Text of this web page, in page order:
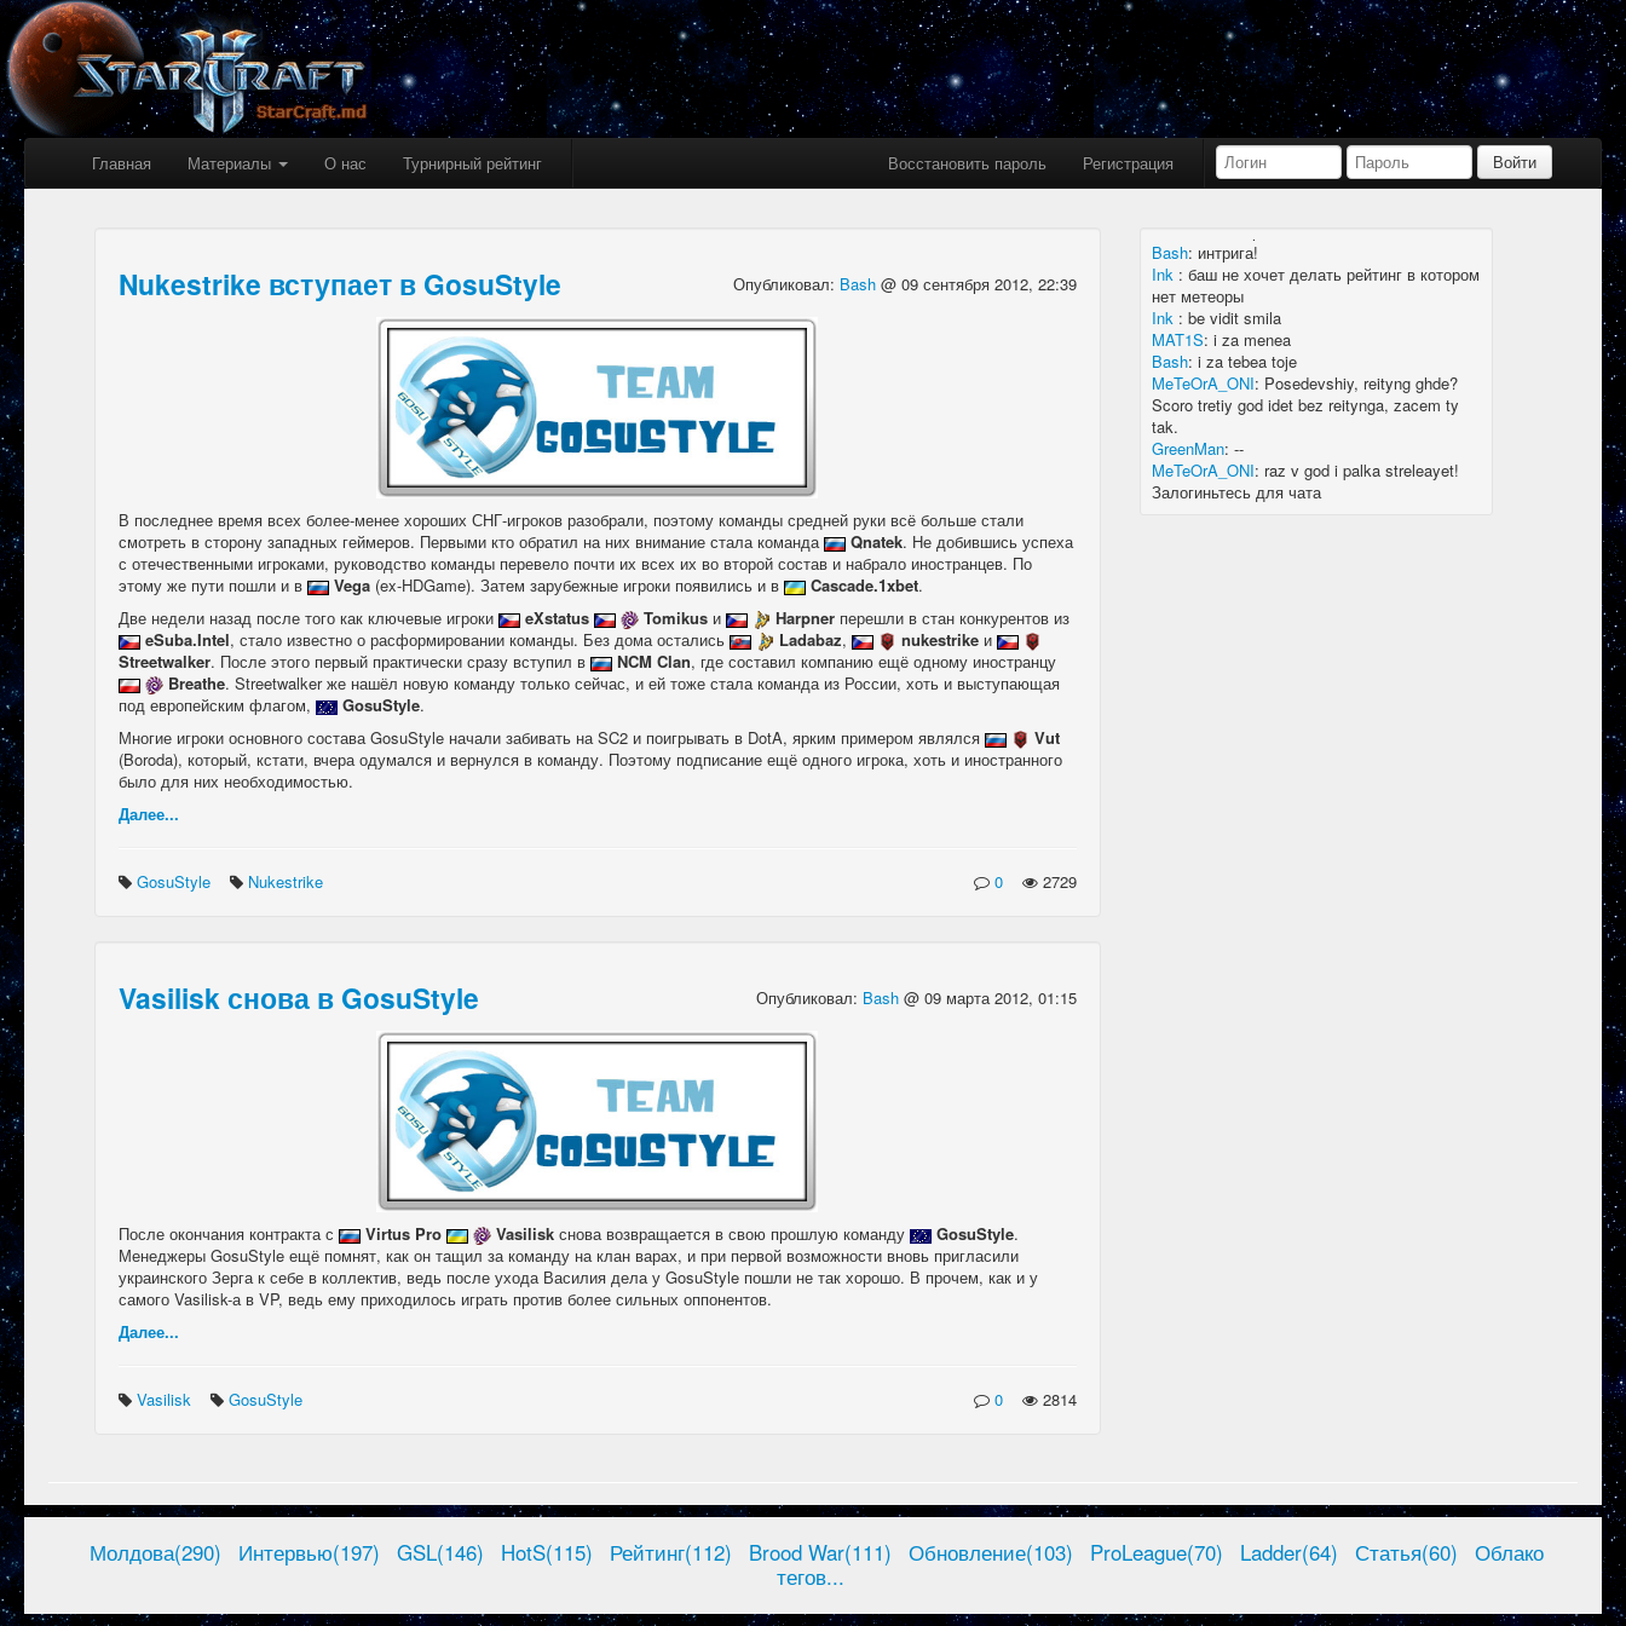
Главная Материалы О нас Турнирный рейтинг Восстановить пароль Регистрация
Nukestrike вступает в GosuStyle Опубликовал: Bash @ 09 сентября 2012, 22:39
В последнее время всех более-менее хороших СНГ-игроков разобрали, поэтому команды средней руки всё больше стали
смотреть в сторону западных геймеров. Первыми кто обратил на них внимание стала команда
Qnatek. Не добившись успеха
с отечественными игроками, руководство команды перевело почти их всех их во второй состав и набрало иностранцев. По
этому же пути пошли и в
Vega(ex-HDGame). Затем зарубежные игроки появились и в Cascade.1xbet.
Две недели назад после того как ключевые игроки
eXstatus Tomikusи Harpnerперешли в стан конкурентов из
eSuba.Intel, стало известно о расформировании команды. Без дома остались Ladabaz, nukestrikeи
Streetwalker. После этого первый практически сразу вступил в NCM Clan, где составил компанию ещё одному иностранцу
Breathe. Streetwalker же нашёл новую команду только сейчас, и ей тоже стала команда из России, хоть и выступающая
под европейским флагом,
GosuStyle.
Многие игроки основного состава GosuStyle начали забивать на SC2 и поигрывать в DotA, ярким примером являлся
Vut
(Boroda), который, кстати, вчера одумался и вернулся в команду. Поэтому подписание ещё одного игрока, хоть и иностранного
было для них необходимостью.
Далее...
GosuStyle Nukestrike 0 2729
Vasilisk снова в GosuStyle Опубликовал: Bash @ 09 марта 2012, 01:15
После окончания контракта с Virtus Pro Vasilisk снова возвращается в свою прошлую команду GosuStyle.
Менеджеры GosuStyle ещё помнят, как он тащил за команду на клан варах, и при первой возможности вновь пригласили
украинского Зерга к себе в коллектив, ведь после ухода Василия дела у GosuStyle пошли не так хорошо. В прочем, как и у
самого Vasilisk-а в VP, ведь ему приходилось играть против более сильных оппонентов.
Далее...
Vasilisk GosuStyle 0 2814
Bash : limboid, заходил бы в Дискорд не
пропустил бы.
Ink
limboid, сейчас как бы всё сообщество
в дискорде, там всегда инфа самая
актуальная
k7.Gladiator : yoyo
Ink:yoyo
MAT1S
гладиатор = бв нагибатор?
Ink:на 20 лей игратор
Bash: интрига!
Ink :баш не хочет делать рейтинг в котором
нет метеоры
Ink :be vidit smila
MAT1S:i za menea
Bash:i za tebea toje
MeTeOrA_ONI: Posedevshiy, reityng ghde?
Scoro tretiy god idet bez reitynga, zacem ty
tak.
GreenMan:--
MeTeOrA_ONI: raz v god i palka streleayet!
Залогиньтесь для чата
Молдова(290) Интервью(197) GSL(146) HotS(115) Рейтинг(112) Brood War(111) Обновление(103) ProLeague(70) Ladder(64) Статья(60)
Облако
тегов...